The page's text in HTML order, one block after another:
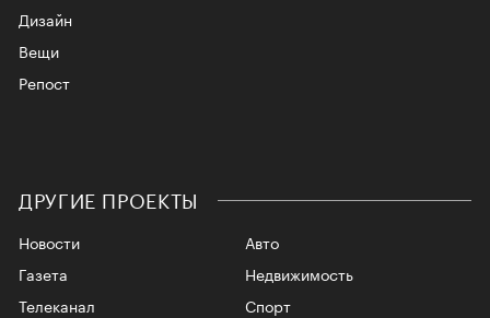
Дизайн
Вещи
Репост
ДРУГИЕ ПРОЕКТЫ
Новости
Газета
Телеканал
Авто
Недвижимость
Спорт